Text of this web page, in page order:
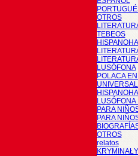
OTROS
TEBEOS
LUSÓFONA
POLACA
PARA
PARA
OTROS
relatos
KRYMINAŁY